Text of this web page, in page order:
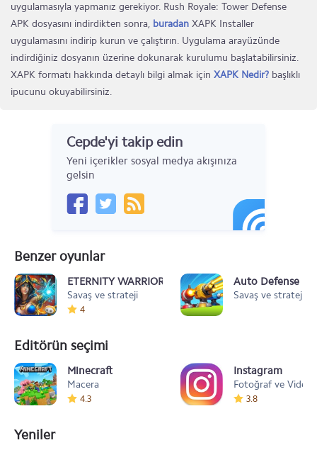
uygulamasıyla yapmanız gerekiyor. Rush Royale: Tower Defense
APK dosyasını indirdikten sonra, buradan XAPK Installer
uygulamasını indirip kurun ve çalıştırın. Uygulama arayüzünde
indirdiğiniz dosyanın üzerine dokunarak kurulumu başlatabilirsiniz.
XAPK formatı hakkında detaylı bilgi almak için XAPK Nedir? başlıklı
ipucunu okuyabilirsiniz.
Cepde'yi takip edin
Yeni içerikler sosyal medya akışınıza
gelsin
Benzer oyunlar
ETERNITY WARRIORS 3
Savaş ve strateji
4
Auto Defense
Savaş ve strateji
Editörün seçimi
Minecraft
Macera
4.3
Instagram
Fotoğraf ve Video
3.8
Yeniler